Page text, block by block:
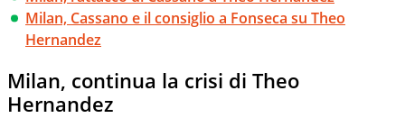
Milan, Cassano e il consiglio a Fonseca su Theo
Hernandez
Milan, continua la crisi di Theo
Hernandez